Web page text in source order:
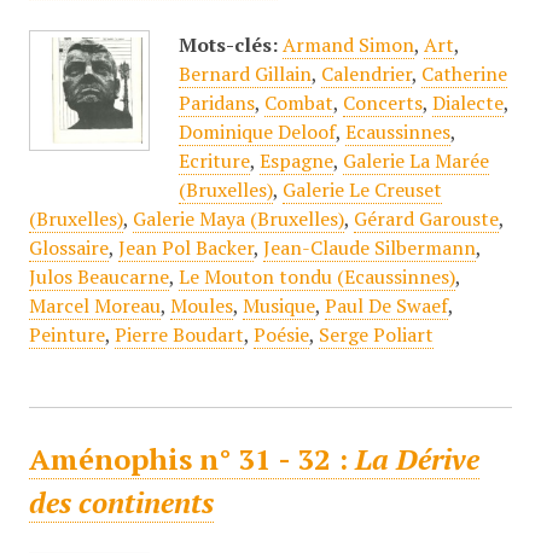
Mots-clés: Armand Simon, Art,
Bernard Gillain, Calendrier, Catherine
Paridans, Combat, Concerts, Dialecte,
Dominique Deloof, Ecaussinnes,
Ecriture, Espagne, Galerie La Marée
(Bruxelles), Galerie Le Creuset
(Bruxelles), Galerie Maya (Bruxelles), Gérard Garouste,
Glossaire, Jean Pol Backer, Jean-Claude Silbermann,
Julos Beaucarne, Le Mouton tondu (Ecaussinnes),
Marcel Moreau, Moules, Musique, Paul De Swaef,
Peinture, Pierre Boudart, Poésie, Serge Poliart
Aménophis n° 31 - 32 :La Dérive
des continents